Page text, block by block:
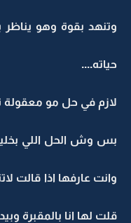
وتنهد بقوة وهو يناظر
حياته....
لازم في حل مو معقولة
بس وش الحل اللي
وانت عارفها اذا قالت
قلت لها انا بالمقبرة